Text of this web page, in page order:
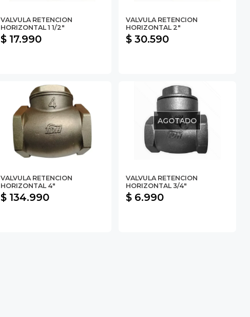
VALVULA RETENCION
HORIZONTAL 1 1/2"
$ 17.990
VALVULA RETENCION
HORIZONTAL 2"
$ 30.590
VALVULA RETENCION
HORIZONTAL 4"
$ 134.990
AGOTADO
VALVULA RETENCION
HORIZONTAL 3/4"
$ 6.990